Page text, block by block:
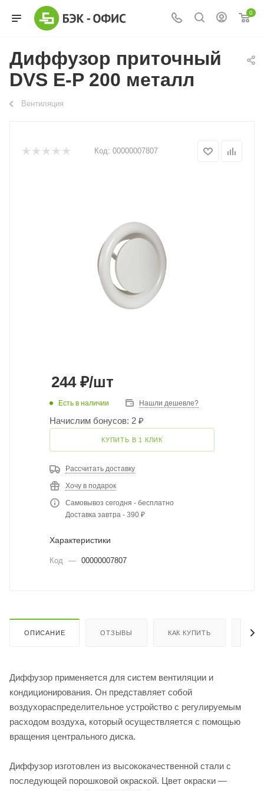
0
Диффузор приточный
DVS Е-P 200 металл
Вентиляция
Код: 00000007807
244₽/шт
Есть в наличии Нашли дешевле?
Начислим бонусов: 2 ₽
КУПИТЬ В 1 КЛИК
Рассчитать доставку
Хочу в подарок
Самовывоз сегодня - бесплатно
Доставка завтра - 390 ₽
Характеристики
Код — 00000007807
ОПИСАНИЕ ОТЗЫВЫ КАК КУПИТЬ
Диффузор применяется для систем вентиляции и
кондиционирования. Он представляет собой
воздухораспределительное устройство с регулируемым
расходом воздуха, который осуществляется с помощью
вращения центрального диска.
Диффузор изготовлен из высококачественной стали с
последующей порошковой окраской. Цвет окраски —